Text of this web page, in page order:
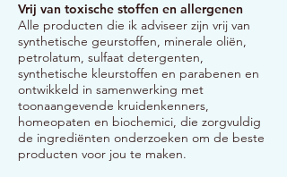
Vrij van toxische stoffen en allergenen
Alle producten die ik adviseer zijn vrij van
synthetische geurstoffen, minerale oliën,
petrolatum, sulfaat detergenten,
synthetische kleurstoffen en parabenen en
ontwikkeld in samenwerking met
toonaangevende kruidenkenners,
homeopaten en biochemici, die zorgvuldig
de ingrediënten onderzoeken om de beste
producten voor jou te maken.